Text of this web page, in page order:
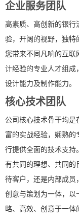
企业服务团队
高素质、高创新的银行
验，开阔的视野，独特
您带来不同凡响的互联
计经验的专业人才组成
设计能力及制作能力。
核心技术团队
公司核心技术骨干均
富的实战经验，娴熟
行提供全面的技术支持
有共同的理想、共同的
待客户，还是内部成员
创意与策划为一体，以
略、高效、创意于一体